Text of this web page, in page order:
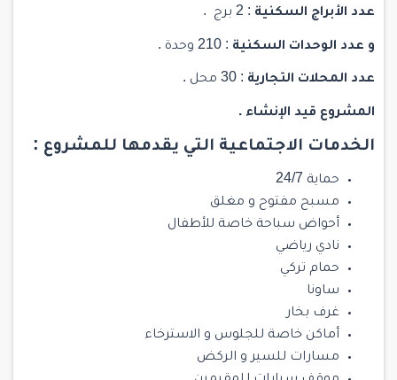
عدد الأبراج السكنية : 2 برج .
و عدد الوحدات السكنية : 210 وحدة .
عدد المحلات التجارية : 30 محل .
المشروع قيد الإنشاء .
الخدمات الاجتماعية التي يقدمها للمشروع :
حماية 24/7
مسبح مفتوح و مغلق
أحواض سباحة خاصة للأطفال
نادي رياضي
حمام تركي
ساونا
غرف بخار
أماكن خاصة للجلوس و الاسترخاء
مسارات للسير و الركض